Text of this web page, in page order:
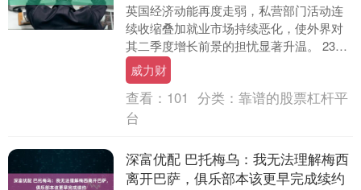
英国经济动能再度走弱，私营部门活动连
续收缩叠加就业市场持续恶化，使外界对
其二季度增长前景的担忧显著升温。 23
日，标普全球数据显示，6月份英国采购经
理人指数（P....
威力财
查看： 101 分类： 靠谱的股票杠杆平
台
深富优配 巴托梅乌：我无法理解梅西
离开巴萨，俱乐部本该更早完成续约